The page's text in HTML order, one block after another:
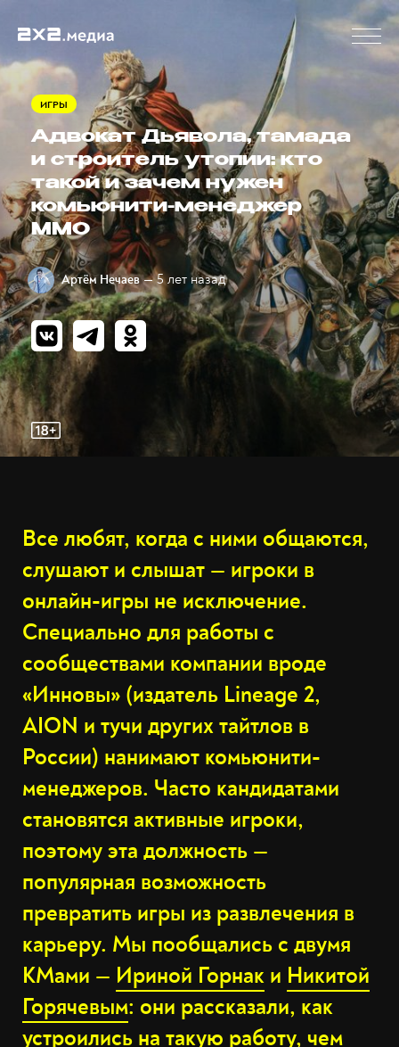
ИГРЫ
Адвокат Дьявола, тамада
и строитель утопии: кто
такой и зачем нужен
комьюнити-менеджер
MMO
Артём Нечаев — 5 лет назад
Все любят, когда с ними общаются,
слушают и слышат — игроки в
онлайн-игры не исключение.
Специально для работы с
сообществами компании вроде
«Инновы» (издатель Lineage 2,
AION и тучи других тайтлов в
России) нанимают комьюнити-
менеджеров. Часто кандидатами
становятся активные игроки,
поэтому эта должность —
популярная возможность
превратить игры из развлечения в
карьеру. Мы пообщались с двумя
КМами — Ириной Горнак и Никитой
Горячевым: они рассказали, как
устроились на такую работу, чем